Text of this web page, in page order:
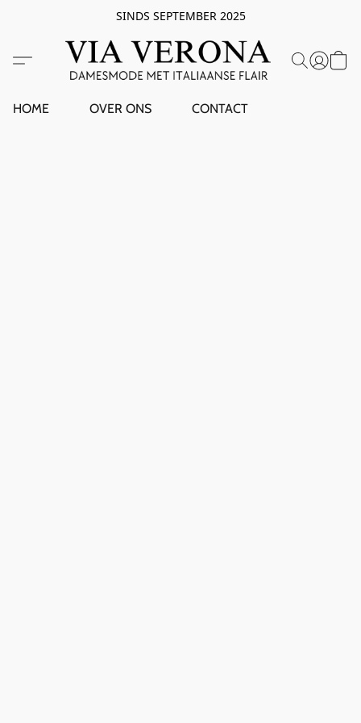
SINDS SEPTEMBER 2025
HOME OVER ONS CONTACT